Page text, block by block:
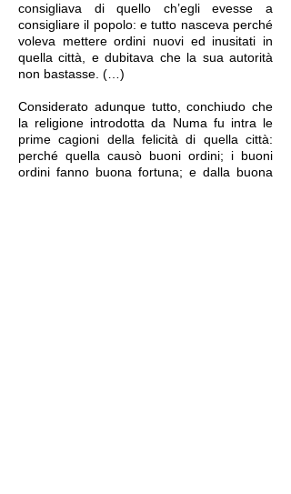
consigliava di quello ch’egli evesse a
consigliare il popolo: e tutto nasceva perché
voleva mettere ordini nuovi ed inusitati in
quella città, e dubitava che la sua autorità
non bastasse. (…)
Considerato adunque tutto, conchiudo che
la religione introdotta da Numa fu intra le
prime cagioni della felicità di quella città:
perché quella causò buoni ordini; i buoni
ordini fanno buona fortuna; e dalla buona